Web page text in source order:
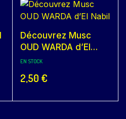
Découvrez Musc
OUD WARDA d’El
Nabil
EN STOCK
2,50 €